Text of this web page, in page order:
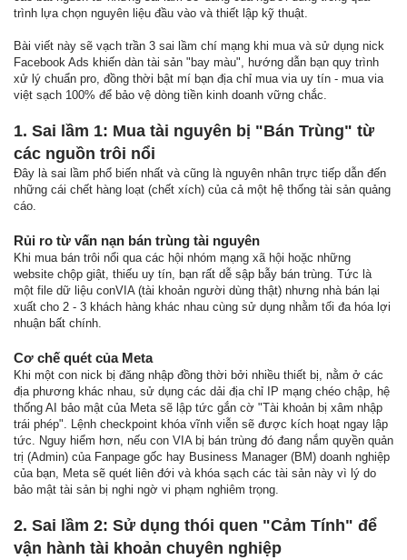
trình lựa chọn nguyên liệu đầu vào và thiết lập kỹ thuật.
Bài viết này sẽ vạch trần 3 sai lầm chí mạng khi mua và sử dụng nick
Facebook Ads khiến dàn tài sản "bay màu", hướng dẫn bạn quy trình
xử lý chuẩn pro, đồng thời bật mí bạn địa chỉ mua via uy tín - mua via
việt sạch 100% để bảo vệ dòng tiền kinh doanh vững chắc.
1. Sai lầm 1: Mua tài nguyên bị "Bán Trùng" từ
các nguồn trôi nổi
Đây là sai lầm phổ biến nhất và cũng là nguyên nhân trực tiếp dẫn đến
những cái chết hàng loạt (chết xích) của cả một hệ thống tài sản quảng
cáo.
Rủi ro từ vấn nạn bán trùng tài nguyên
Khi mua bán trôi nổi qua các hội nhóm mạng xã hội hoặc những
website chộp giật, thiếu uy tín, bạn rất dễ sập bẫy bán trùng. Tức là
một file dữ liệu conVIA (tài khoản người dùng thật) nhưng nhà bán lại
xuất cho 2 - 3 khách hàng khác nhau cùng sử dụng nhằm tối đa hóa lợi
nhuận bất chính.
Cơ chế quét của Meta
Khi một con nick bị đăng nhập đồng thời bởi nhiều thiết bị, nằm ở các
địa phương khác nhau, sử dụng các dải địa chỉ IP mạng chéo chập, hệ
thống AI bảo mật của Meta sẽ lập tức gắn cờ "Tài khoản bị xâm nhập
trái phép". Lệnh checkpoint khóa vĩnh viễn sẽ được kích hoạt ngay lập
tức. Nguy hiểm hơn, nếu con VIA bị bán trùng đó đang nắm quyền quản
trị (Admin) của Fanpage gốc hay Business Manager (BM) doanh nghiệp
của bạn, Meta sẽ quét liên đới và khóa sạch các tài sản này vì lý do
bảo mật tài sản bị nghi ngờ vi phạm nghiêm trọng.
2. Sai lầm 2: Sử dụng thói quen "Cảm Tính" để
vận hành tài khoản chuyên nghiệp